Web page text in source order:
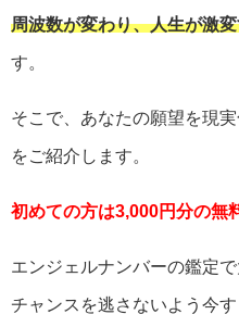
周波数が変わり、人生が激
す。
そこで、あなたの願望を現
をご紹介します。
初めての方は3,000円分の無
エンジェルナンバーの鑑定
チャンスを逃さないよう今